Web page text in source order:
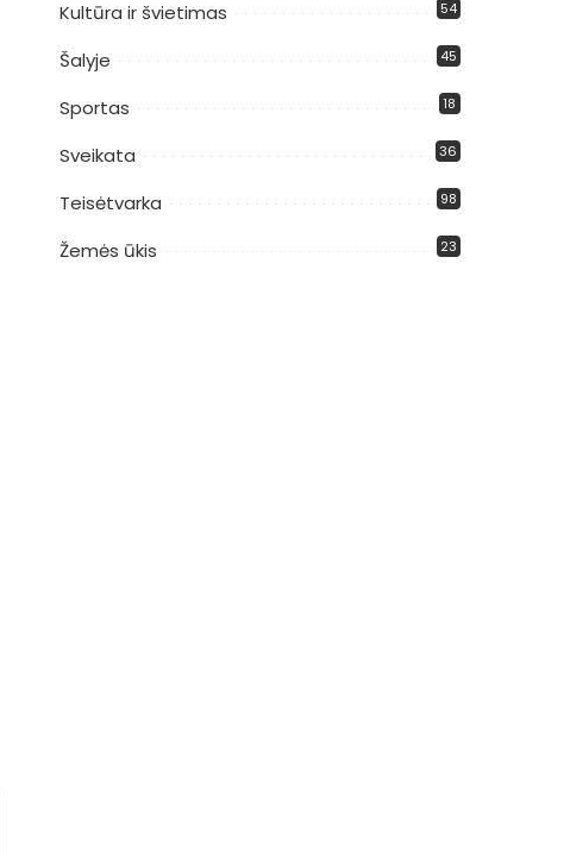
Kultūra ir švietimas 54
Šalyje 45
Sportas 18
Sveikata 36
Teisėtvarka 98
Žemės ūkis 23